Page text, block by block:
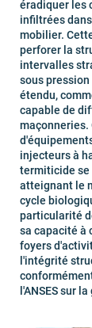
éradiquer les
infiltrées
mobilier.
perforer la
intervalles
sous
étendu,
capable de
maçonneries.
injecteurs à
termiticide se
atteignant le
cycle
particularité
sa capacité à
foyers
l'intégrité
l'ANSES sur